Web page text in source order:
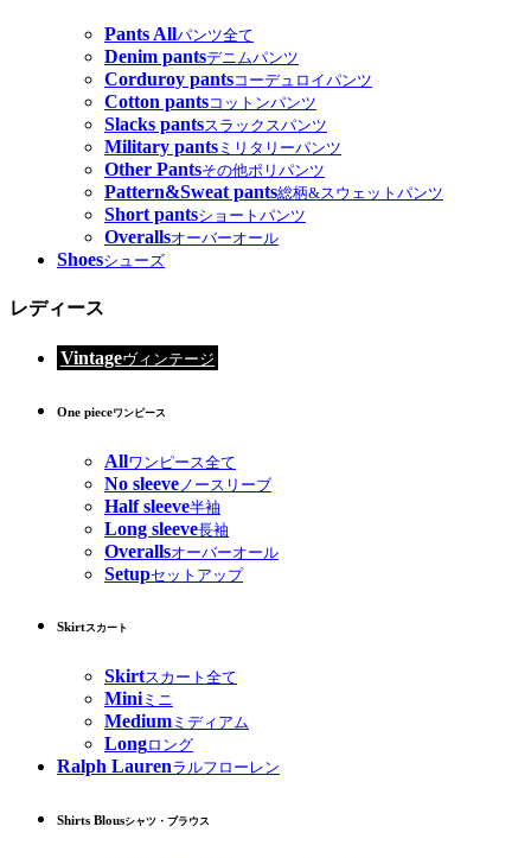
Pants Allパンツ全て
Denim pantsデニムパンツ
Corduroy pantsコーデュロイパンツ
Cotton pantsコットンパンツ
Slacks pantsスラックスパンツ
Military pants ミリタリーパンツ
Other Pantsその他ポリパンツ
Pattern&Sweat pants総柄&スウェットパンツ
Short pantsショートパンツ
Overallsオーバーオール
Shoesシューズ
レディース
Vintageヴィンテージ
One pieceワンピース
Allワンピース全て
No sleeve ノースリーブ
Half sleeve半袖
Long sleeve長袖
Overallsオーバーオール
Setupセットアップ
Skirtスカート
Skirtスカート全て
Miniミニ
Medium ミディアム
Longロング
Ralph Laurenラルフローレン
Shirts Blousシャツ・ブラウス